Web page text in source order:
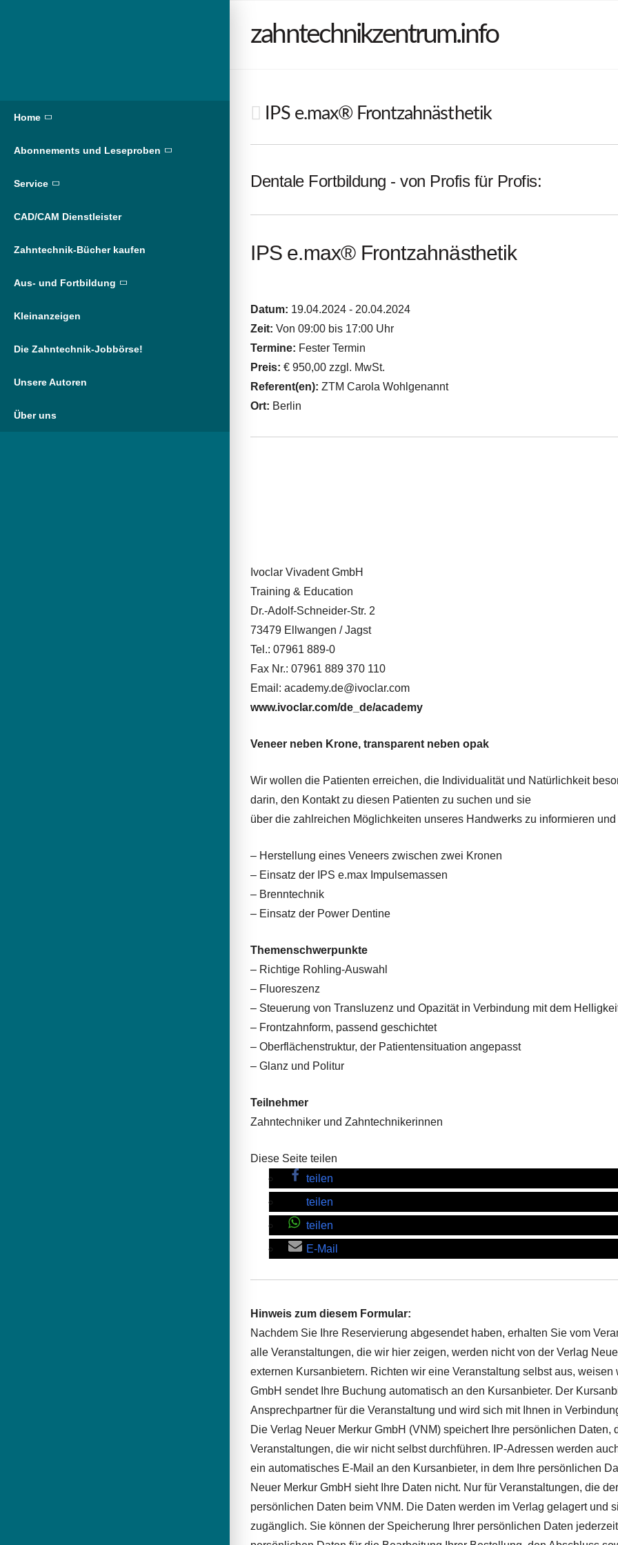
Home
Abonnements und Leseproben
Service
CAD/CAM Dienstleister
Zahntechnik-Bücher kaufen
Aus- und Fortbildung
Kleinanzeigen
Die Zahntechnik-Jobbörse!
Unsere Autoren
Über uns
zahntechnikzentrum.info
IPS e.max® Frontzahnästhetik
Dentale Fortbildung - von Profis für Profis:
IPS e.max® Frontzahnästhetik
Datum: 19.04.2024 - 20.04.2024
Zeit: Von 09:00 bis 17:00 Uhr
Termine: Fester Termin
Preis: € 950,00 zzgl. MwSt.
Referent(en):ZTM Carola Wohlgenannt
Ort: Berlin
Ivoclar Vivadent GmbH
Training & Education
Dr.-Adolf-Schneider-Str. 2
73479 Ellwangen / Jagst
Tel.: 07961 889-0
Fax Nr.: 07961 889 370 110
Email: academy.de@ivoclar.com
www.ivoclar.com/de_de/academy
Veneer neben Krone, transparent neben opak
Wir wollen die Patienten erreichen, die Individualität und Natürlichkeit
darin, den Kontakt zu diesen Patienten zu suchen und sie
über die zahlreichen Möglichkeiten unseres Handwerks zu informieren
– Herstellung eines Veneers zwischen zwei Kronen
– Einsatz der IPS e.max Impulsemassen
– Brenntechnik
– Einsatz der Power Dentine
Themenschwerpunkte
– Richtige Rohling-Auswahl
– Fluoreszenz
– Steuerung von Transluzenz und Opazität in Verbindung mit dem
– Frontzahnform, passend geschichtet
– Oberflächenstruktur, der Patientensituation angepasst
– Glanz und Politur
Teilnehmer
Zahntechniker und Zahntechnikerinnen
Diese Seite teilen
teilen
teilen
teilen
E-Mail
Hinweis zum diesem Formular:
Nachdem Sie Ihre Reservierung abgesendet haben, erhalten Sie vom
alle Veranstaltungen, die wir hier zeigen, werden nicht von der Verlag
externen Kursanbietern. Richten wir eine Veranstaltung selbst aus,
GmbH sendet Ihre Buchung automatisch an den Kursanbieter. Der
Ansprechpartner für die Veranstaltung und wird sich mit Ihnen in
Die Verlag Neuer Merkur GmbH (VNM) speichert Ihre persönlichen Daten,
Veranstaltungen, die wir nicht selbst durchführen. IP-Adressen werden
ein automatisches E-Mail an den Kursanbieter, in dem Ihre persönlichen
Neuer Merkur GmbH sieht Ihre Daten nicht. Nur für Veranstaltungen, die
persönlichen Daten beim VNM. Die Daten werden im Verlag gelagert und
zugänglich. Sie können der Speicherung Ihrer persönlichen Daten